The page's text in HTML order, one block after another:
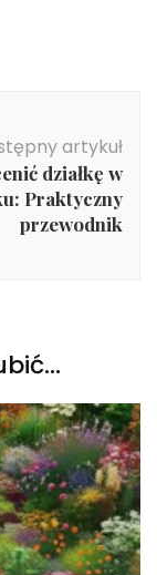
artykuł
działkę w
Praktyczny
przewodnik